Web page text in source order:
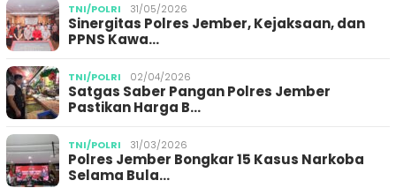
TNI/POLRI 31/05/2026
Sinergitas Polres Jember, Kejaksaan, dan
PPNS Kawa…
TNI/POLRI 02/04/2026
Satgas Saber Pangan Polres Jember
Pastikan Harga B…
TNI/POLRI 31/03/2026
Polres Jember Bongkar 15 Kasus Narkoba
Selama Bula…